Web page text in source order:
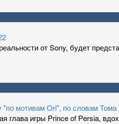
от Sony, будет
мотивам Ori", по словам
глава игры Prince of Persia,